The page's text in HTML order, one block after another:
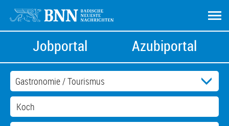
Jobportal Azubiportal